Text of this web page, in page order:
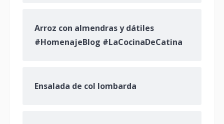
Arroz con almendras y dátiles
#HomenajeBlog #LaCocinaDeCatina
Ensalada de col lombarda